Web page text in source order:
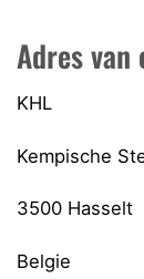
Adres van
KHL
Kempische
3500 Hasselt
Belgie